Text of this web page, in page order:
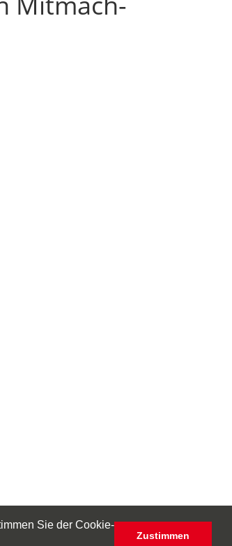
Sie der Cookie-
Zustimmen